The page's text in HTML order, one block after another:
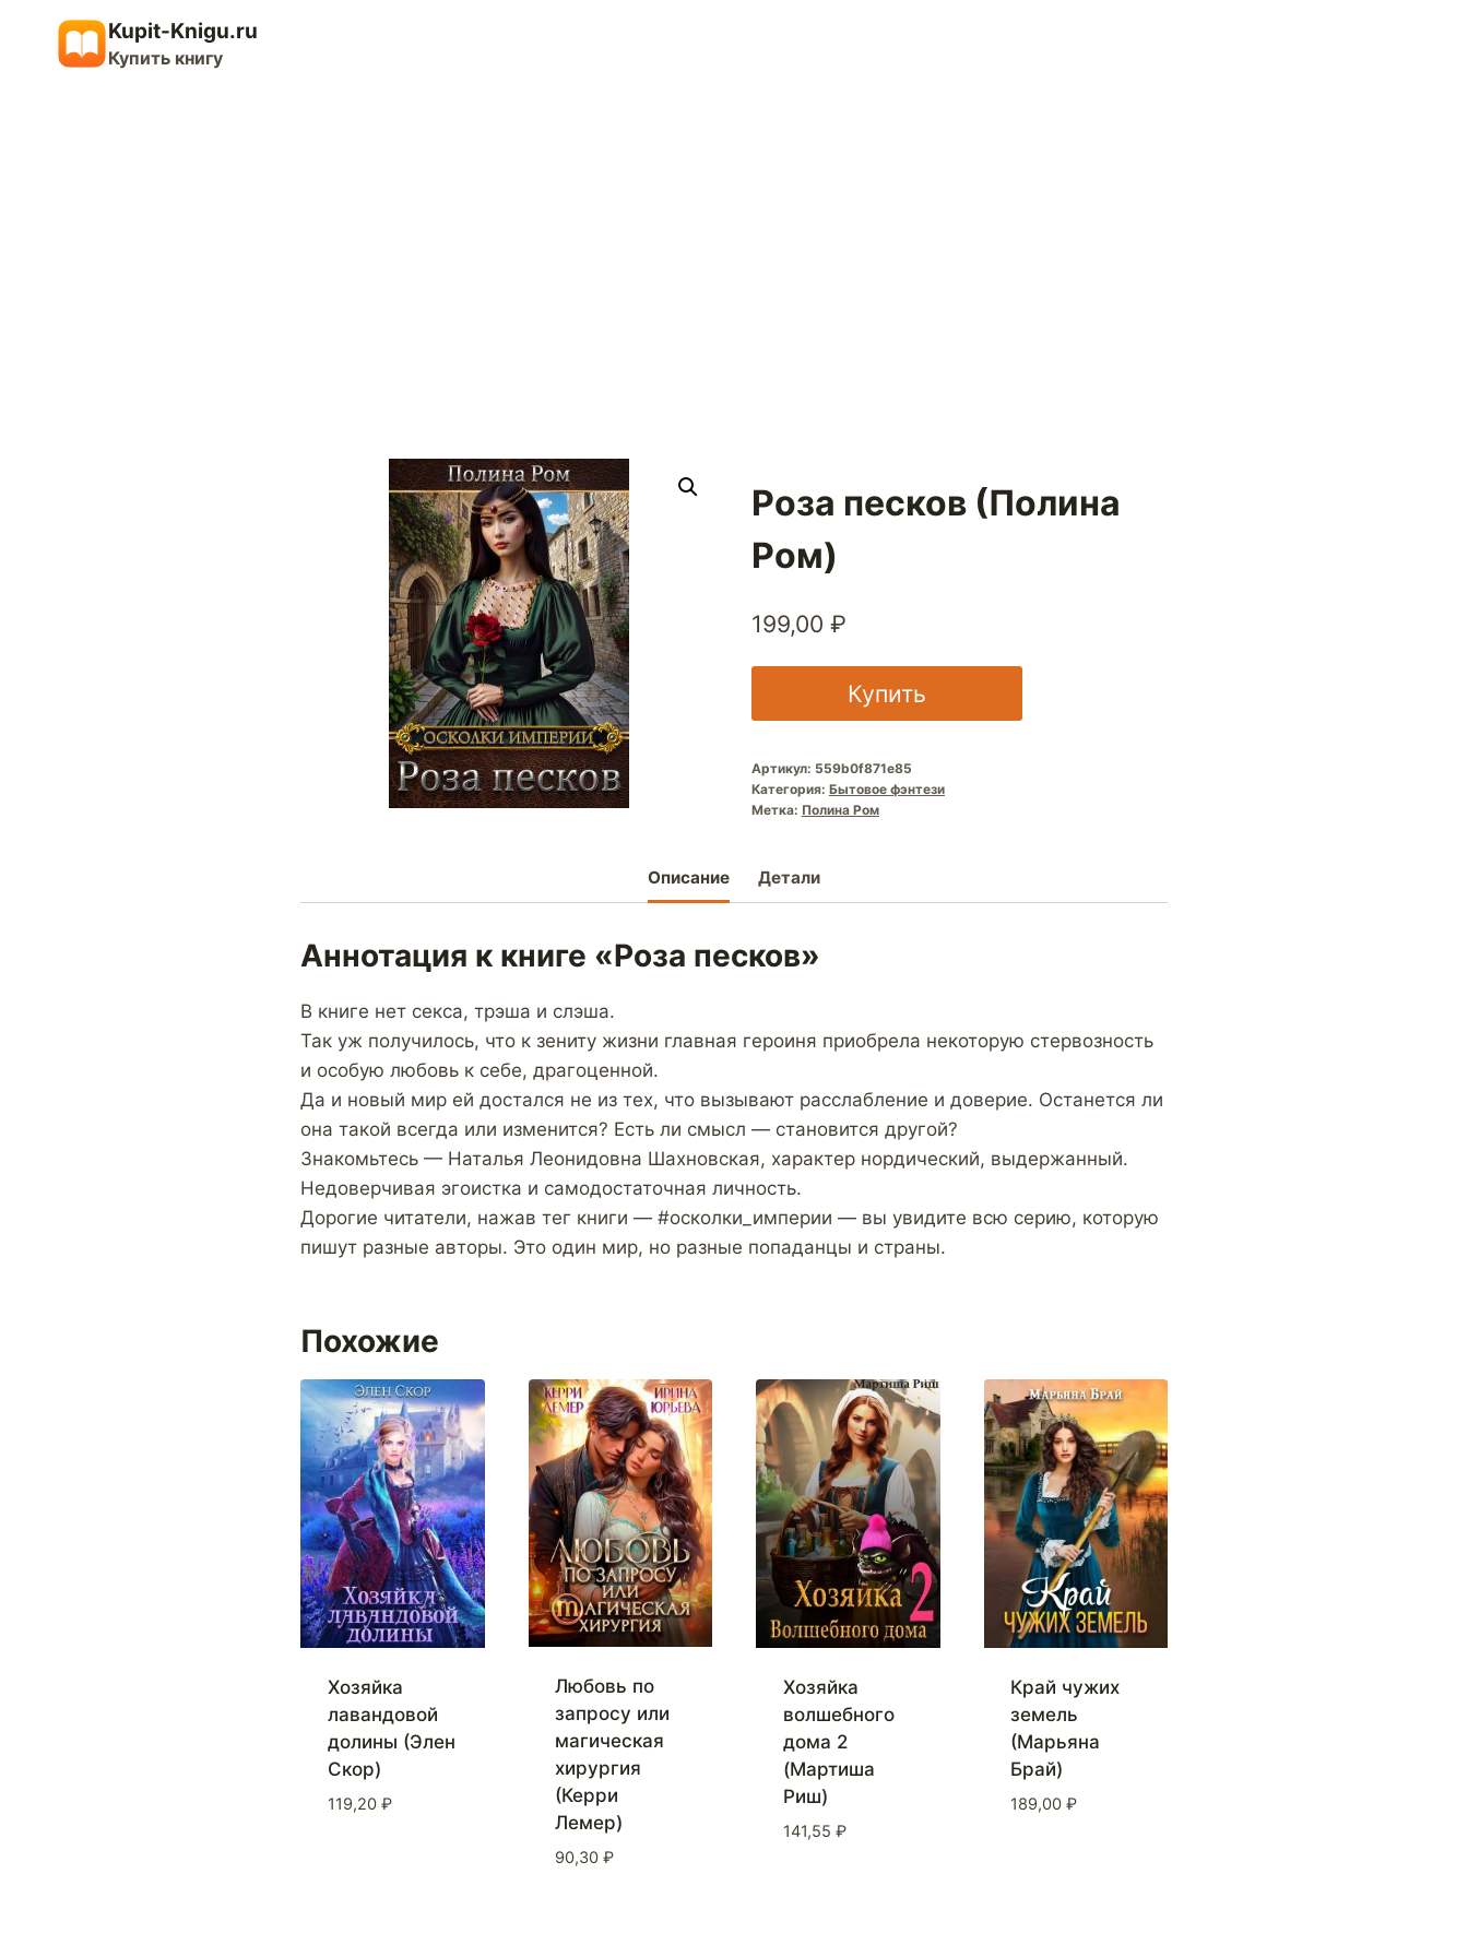
содержимому
Kupit-Knigu.ru
Купить книгу
Роза песков (Полина
Ром)
199,00 ₽
Купить
Артикул: 559b0f871e85
Категория: Бытовое фэнтези
Метка: Полина Ром
Описание Детали
Аннотация к книге «Роза песков»
В книге нет секса, трэша и слэша.
Так уж получилось, что к зениту жизни главная героиня приобрела некоторую стервозность
и особую любовь к себе, драгоценной.
Да и новый мир ей достался не из тех, что вызывают расслабление и доверие. Останется ли
она такой всегда или изменится? Есть ли смысл — становится другой?
Знакомьтесь — Наталья Леонидовна Шахновская, характер нордический, выдержанный.
Недоверчивая эгоистка и самодостаточная личность.
Дорогие читатели, нажав тег книги — #осколки_империи — вы увидите всю серию, которую
пишут разные авторы. Это один мир, но разные попаданцы и страны.
Похожие
Хозяйка
лавандовой
долины (Элен
Скор)
119,20 ₽
Любовь по
запросу или
магическая
хирургия
(Керри
Лемер)
90,30 ₽
Хозяйка
волшебного
дома 2
(Мартиша
Риш)
141,55 ₽
Край чужих
земель
(Марьяна
Брай)
189,00 ₽